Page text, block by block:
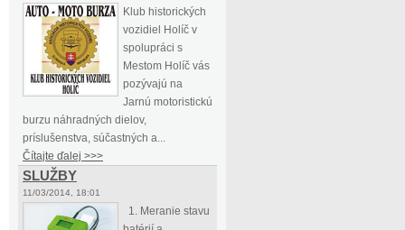
Klub historických
vozidiel Holíč v
spolupráci s
Mestom Holíč vás
pozývajú na
Jarnú motoristickú
burzu náhradných dielov,
príslušenstva, súčastných a...
Čítajte ďalej >>>
SLUŽBY
11/03/2014, 18:01
1. Meranie stavu